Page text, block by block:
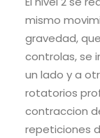
mismo
gravedad,
controlas, se
un lado y a
rotatorios
contraccion
repeticiones